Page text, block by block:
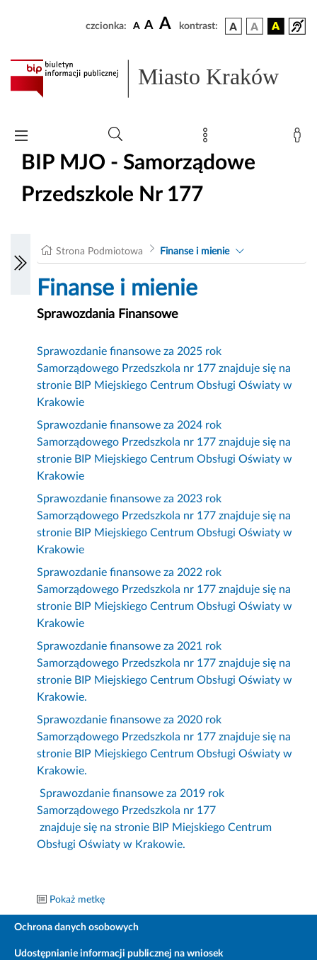
czcionka: A A A kontrast:
Miasto Kraków
BIP MJO - Samorządowe
Przedszkole Nr 177
Strona Podmiotowa Finanse i mienie
Finanse i mienie
Sprawozdania Finansowe
Sprawozdanie finansowe za 2025 rok
Samorządowego Przedszkola nr 177 znajduje się na
stronie BIP Miejskiego Centrum Obsługi Oświaty w
Krakowie
Sprawozdanie finansowe za 2024 rok
Samorządowego Przedszkola nr 177 znajduje się na
stronie BIP Miejskiego Centrum Obsługi Oświaty w
Krakowie
Sprawozdanie finansowe za 2023 rok
Samorządowego Przedszkola nr 177 znajduje się na
stronie BIP Miejskiego Centrum Obsługi Oświaty w
Krakowie
Sprawozdanie finansowe za 2022 rok
Samorządowego Przedszkola nr 177 znajduje się na
stronie BIP Miejskiego Centrum Obsługi Oświaty w
Krakowie
Sprawozdanie finansowe za 2021 rok
Samorządowego Przedszkola nr 177 znajduje się na
stronie BIP Miejskiego Centrum Obsługi Oświaty w
Krakowie.
Sprawozdanie finansowe za 2020 rok
Samorządowego Przedszkola nr 177 znajduje się na
stronie BIP Miejskiego Centrum Obsługi Oświaty w
Krakowie.
Sprawozdanie finansowe za 2019 rok
Samorządowego Przedszkola nr 177
znajduje się na stronie BIP Miejskiego Centrum
Obsługi Oświaty w Krakowie.
Pokaż metkę
Ochrona danych osobowych
Udostępnianie informacji publicznej na wniosek